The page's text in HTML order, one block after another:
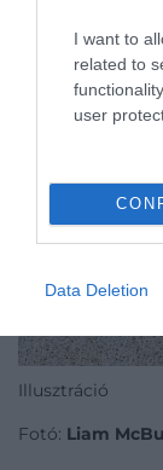
I want to
related to
user
Data Deletion
Illusztráció
Fotó: Liam